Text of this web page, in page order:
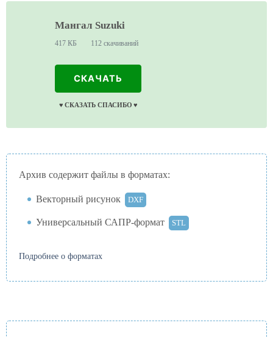
Мангал Suzuki
417 КБ 112 скачиваний
СКАЧАТЬ
♥️ СКАЗАТЬ СПАСИБО ♥️
Архив содержит файлы в форматах:
Векторный рисунок DXF
Универсальный САПР-формат STL
Подробнее о форматах